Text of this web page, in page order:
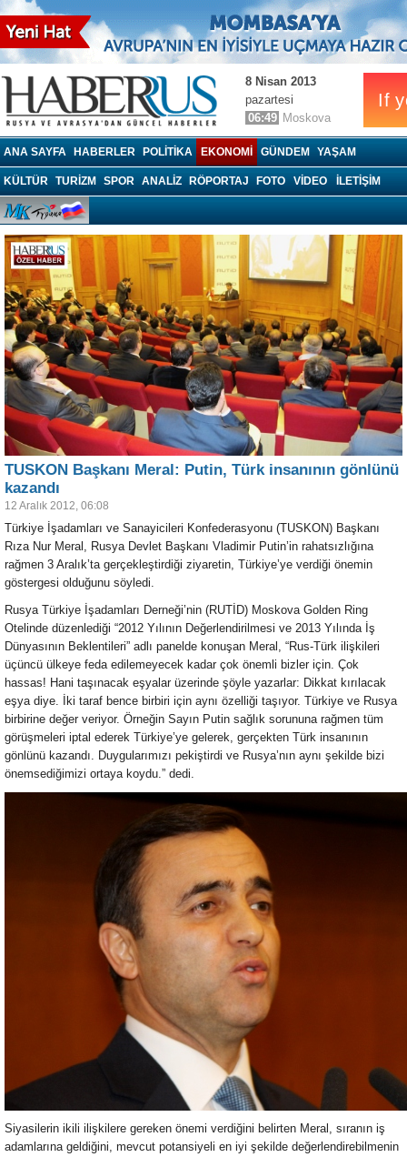
Haberrus.com
8 Nisan 2013
pazartesi
06:49 Moskova
ANA SAYFA HABERLER POLITIKA EKONOMI GÜNDEM YAŞAM
KÜLTÜR TURIZM SPOR ANALIZ RÖPORTAJ FOTO VIDEO İLETİŞİM
TUSKON Başkanı Meral: Putin, Türk insanının gönlünü
kazandı
12 Aralık 2012, 06:08
Türkiye İşadamları ve Sanayicileri Konfederasyonu (TUSKON) Başkanı
Rıza Nur Meral, Rusya Devlet Başkanı Vladimir Putin’in rahatsızlığına
rağmen 3 Aralık’ta gerçekleştirdiği ziyaretin, Türkiye’ye verdiği önemin
göstergesi olduğunu söyledi.
Rusya Türkiye İşadamları Derneği’nin (RUTİD) Moskova Golden Ring
Otelinde düzenlediği “2012 Yılının Değerlendirilmesi ve 2013 Yılında İş
Dünyasının Beklentileri” adlı panelde konuşan Meral, “Rus-Türk ilişkileri
üçüncü ülkeye feda edilemeyecek kadar çok önemli bizler için. Çok
hassas! Hani taşınacak eşyalar üzerinde şöyle yazarlar: Dikkat kırılacak
eşya diye. İki taraf bence birbiri için aynı özelliği taşıyor. Türkiye ve Rusya
birbirine değer veriyor. Örneğin Sayın Putin sağlık sorununa rağmen tüm
görüşmeleri iptal ederek Türkiye’ye gelerek, gerçekten Türk insanının
gönlünü kazandı. Duygularımızı pekiştirdi ve Rusya’nın aynı şekilde bizi
önemsediğimizi ortaya koydu.” dedi.
Siyasilerin ikili ilişkilere gereken önemi verdiğini belirten Meral, sıranın iş
adamlarına geldiğini, mevcut potansiyeli en iyi şekilde değerlendirebilmenin